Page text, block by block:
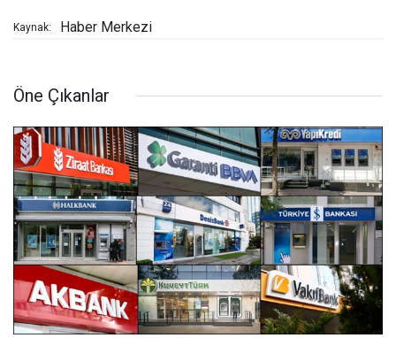
Kaynak: Haber Merkezi
Öne Çıkanlar